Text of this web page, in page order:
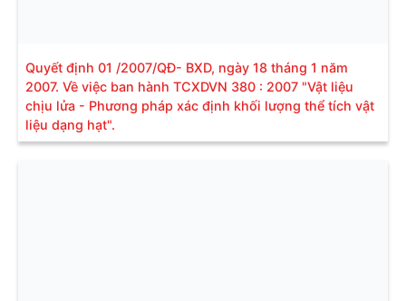
Quyết định 01 /2007/QĐ- BXD, ngày 18 tháng 1 năm
2007. Về việc ban hành TCXDVN 380 : 2007 "Vật liệu
chịu lửa - Phương pháp xác định khối lượng thể tích vật
liệu dạng hạt".